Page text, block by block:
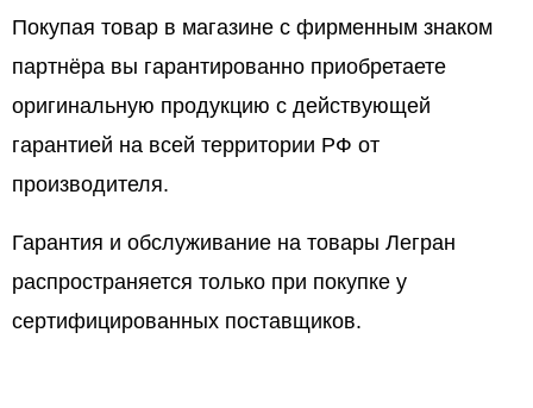
Покупая товар в магазине с фирменным знаком
партнёра вы гарантированно приобретаете
оригинальную продукцию с действующей
гарантией на всей территории РФ от
производителя.
Гарантия и обслуживание на товары Легран
распространяется только при покупке у
сертифицированных поставщиков.